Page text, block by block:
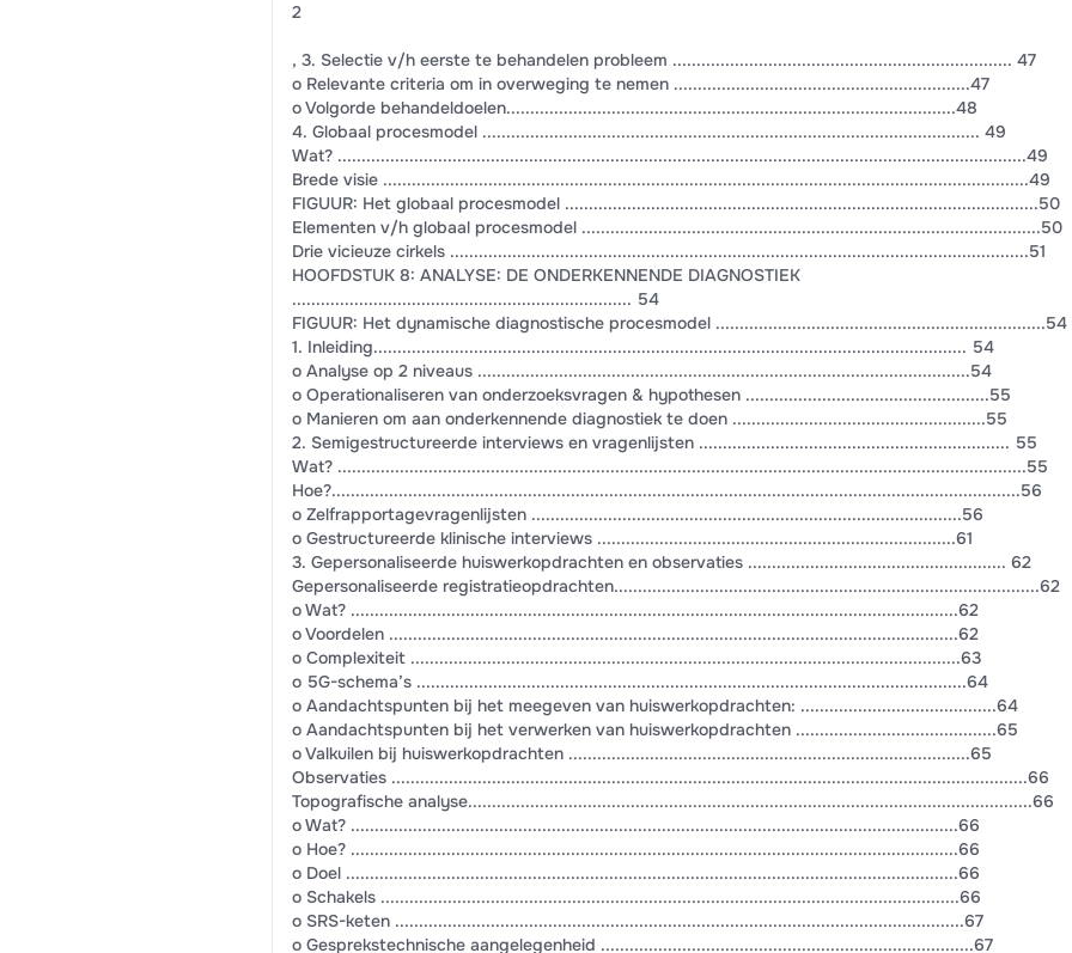
2
, 3. Selectie v/h eerste te behandelen probleem ....................................................................... 47
o Relevante criteria om in overweging te nemen ..............................................................47
o Volgorde behandeldoelen..............................................................................................48
4. Globaal procesmodel ........................................................................................................ 49
Wat? ................................................................................................................................................49
Brede visie .......................................................................................................................................49
FIGUUR: Het globaal procesmodel ...................................................................................................50
Elementen v/h globaal procesmodel ................................................................................................50
Drie vicieuze cirkels .........................................................................................................................51
HOOFDSTUK 8: ANALYSE: DE ONDERKENNENDE DIAGNOSTIEK
....................................................................... 54
FIGUUR: Het dynamische diagnostische procesmodel .....................................................................54
1. Inleiding............................................................................................................................ 54
o Analyse op 2 niveaus .......................................................................................................54
o Operationaliseren van onderzoeksvragen & hypothesen ...................................................55
o Manieren om aan onderkennende diagnostiek te doen .....................................................55
2. Semigestructureerde interviews en vragenlijsten ................................................................. 55
Wat? ................................................................................................................................................55
Hoe?................................................................................................................................................56
o Zelfrapportagevragenlijsten ..........................................................................................56
o Gestructureerde klinische interviews ...........................................................................61
3. Gepersonaliseerde huiswerkopdrachten en observaties ...................................................... 62
Gepersonaliseerde registratieopdrachten.........................................................................................62
o Wat? ...............................................................................................................................62
o Voordelen .......................................................................................................................62
o Complexiteit ...................................................................................................................63
o 5G-schema’s ...................................................................................................................64
o Aandachtspunten bij het meegeven van huiswerkopdrachten: .........................................64
o Aandachtspunten bij het verwerken van huiswerkopdrachten ..........................................65
o Valkuilen bij huiswerkopdrachten ....................................................................................65
Observaties .....................................................................................................................................66
Topografische analyse......................................................................................................................66
o Wat? ...............................................................................................................................66
o Hoe? ...............................................................................................................................66
o Doel ................................................................................................................................66
o Schakels .........................................................................................................................66
o SRS-keten .......................................................................................................................67
o Gesprekstechnische aangelegenheid ..............................................................................67